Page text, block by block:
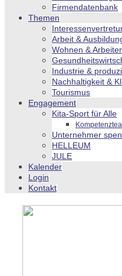
Firmendatenbank
Themen
Arbeit &
Wohnen &
Industrie &
Nachhaltigkeit &
Tourismus
Engagement
Kita-Sport für Alle
Unternehmer
HELLEUM
JULE
Kalender
Login
Kontakt